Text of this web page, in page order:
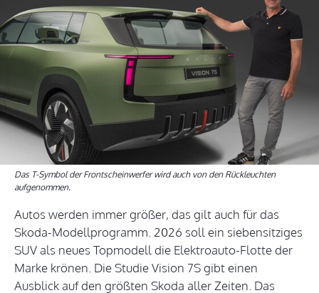
Das T-Symbol der Frontscheinwerfer wird auch von den Rückleuchten
aufgenommen.
Autos werden immer größer, das gilt auch für das
Skoda-Modellprogramm. 2026 soll ein siebensitziges
SUV als neues Topmodell die Elektroauto-Flotte der
Marke krönen. Die Studie Vision 7S gibt einen
Ausblick auf den größten Skoda aller Zeiten. Das